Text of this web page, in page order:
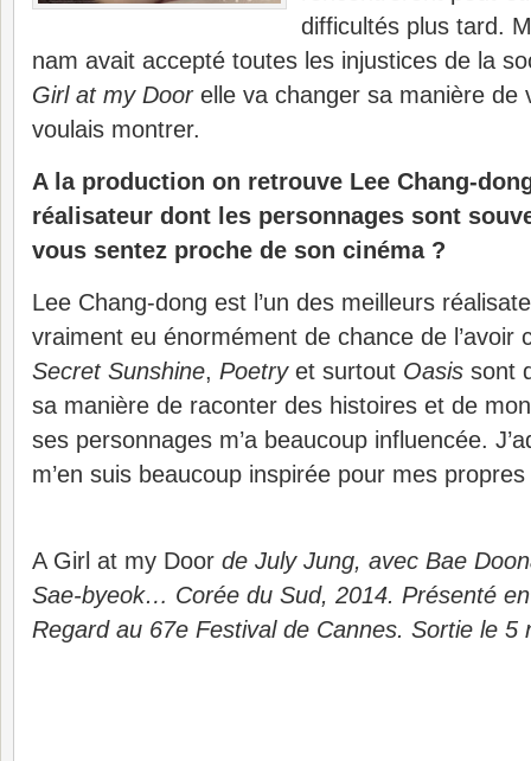
difficultés plus tard.
nam avait accepté toutes les injustices de la
Girl at my Doorelle va changer sa manière de
voulais montrer.
A la production on retrouve Lee Chang-
réalisateur dont les personnages sont
vous sentez proche de son cinéma ?
Lee Chang-dong est l’un des meilleurs
vraiment eu énormément de chance de l’avoir
Secret Sunshine, Poetryet surtout Oasis sont
sa manière de raconter des histoires et de
ses personnages m’a beaucoup influencée.
m’en suis beaucoup inspirée pour mes
A Girl at my Door de July Jung, avec Bae
Sae-byeok… Corée du Sud, 2014. Présenté
Regard au 67e Festival de Cannes. Sortie le 5